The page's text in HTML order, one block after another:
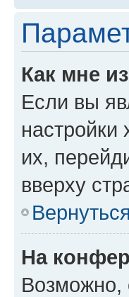
Как мне
Если вы
их,
вверху
На
Возможно,